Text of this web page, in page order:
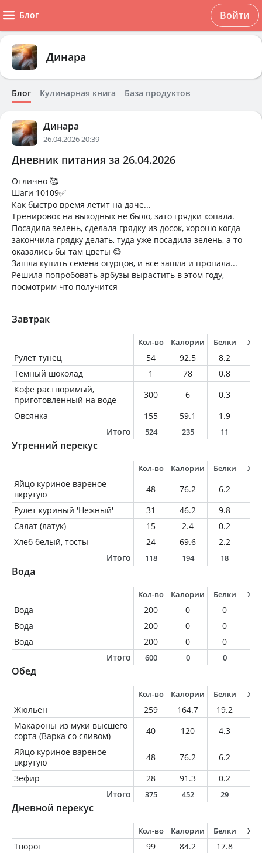
Блог Войти
Динара
Блог Кулинарная книга База продуктов
Динара
26.04.2026 20:39
Дневник питания за 26.04.2026
Отлично 🥰
Шаги 10109✅
Как быстро время летит на даче...
Тренировок на выходных не было, зато грядки копала.
Посадила зелень, сделала грядку из досок, хорошо когда
закончила грядку делать, туда уже посадила зелень, а то
оказались бы там цветы 😅
Зашла купить семена огурцов, и все зашла и пропала...
Решила попробовать арбузы вырастить в этом году,
посмотрим что получится
Завтрак
Кол-во Калории Белки
Рулет тунец 54 92.5 8.2
Тёмный шоколад
1 78 0.8
Кофе растворимый,
приготовленный на воде
300 6 0.3
Овсянка
155 59.1 1.9
Итого
524 235 11
Утренний перекус
Кол-во Калории Белки
Яйцо куриное вареное
вкрутую
48 76.2 6.2
Рулет куриный 'Нежный'
31 46.2 9.8
Салат (латук)
15 2.4 0.2
Хлеб белый, тосты
24 69.6 2.2
Итого
118 194 18
Вода
Кол-во Калории Белки
Вода 200 0 0
Вода
200 0 0
Вода
200 0 0
Итого
600 0 0
Обед
Кол-во Калории Белки
Жюльен 259 164.7 19.2
Макароны из муки высшего
сорта (Варка со сливом)
40 120 4.3
Яйцо куриное вареное
вкрутую
48 76.2 6.2
Зефир
28 91.3 0.2
Итого
375 452 29
Дневной перекус
Кол-во Калории Белки
Творог 99 84.2 17.8